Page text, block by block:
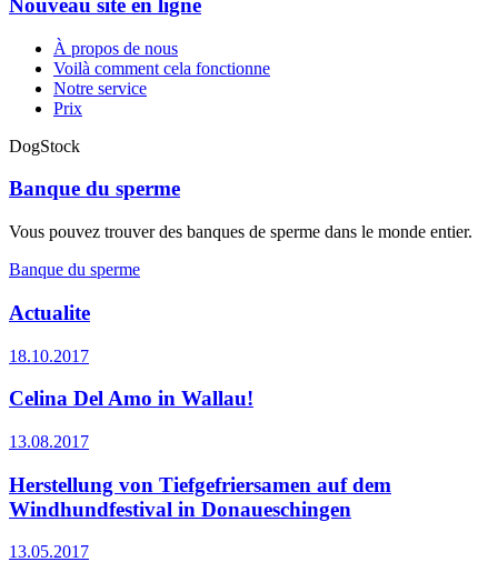
Nouveau site en ligne
À propos de nous
Voilà comment cela fonctionne
Notre service
Prix
DogStock
Banque du sperme
Vous pouvez trouver des banques de sperme dans le monde entier.
Banque du sperme
Actualite
18.10.2017
Celina Del Amo in Wallau!
13.08.2017
Herstellung von Tiefgefriersamen auf dem
Windhundfestival in Donaueschingen
13.05.2017